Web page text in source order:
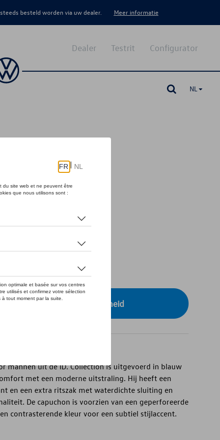
besteld worden via uw dealer. Meer informatie
Configurator
Testrit
Dealer
NL
uw dealer voor beschikbaarheid
mannen uit de ID. Collection is uitgevoerd in blauw
met een moderne uitstraling. Hij heeft een
en een extra ritszak met waterdichte sluiting en
De capuchon is voorzien van een geperforeerde
contrasterende kleur voor een subtiel stijlaccent.